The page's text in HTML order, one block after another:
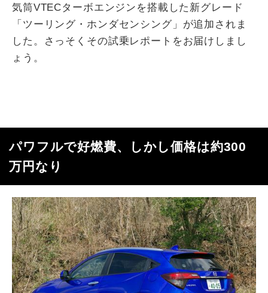
気筒VTECターボエンジンを搭載した新グレード
「ツーリング・ホンダセンシング」が追加されま
した。さっそくその試乗レポートをお届けしまし
ょう。
パワフルで好燃費、しかし価格は約300
万円なり